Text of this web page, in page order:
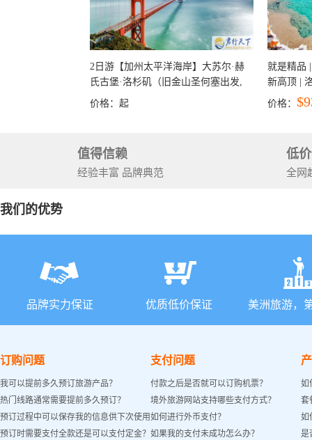
2日游【加州太平洋海岸】大苏尔·赫
氏古堡·洛杉矶（旧金山圣何塞出发,
洛杉矶结束）
价格： 起
就是精品
新高顶 |
彩穴+马
价格：
值得信赖
经验丰富 品牌典范
低
全网
我们的优势
品牌实力保证 优质低价保证 美洲旅游，
订购问题
我可以提前多久预订旅游产品？
热门线路通常需要提前多久预订？
预订过程中可以保存我的信息供下次使用
吗？
预订时需要支付全款还是可以支付定金？
支付问题
付款之后是否就可以订购机票？
境外旅游网站支持哪些支付方式？
如何进行外币支付？
如果我的支付未成功怎么办？
如
套
如
是